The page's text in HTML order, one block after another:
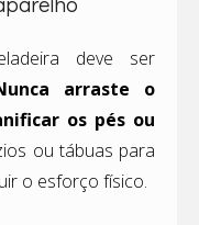
deve ser
arraste o
os pés ou
ou tábuas para
o esforço físico.